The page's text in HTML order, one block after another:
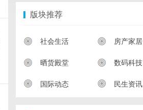
版块推荐
社会生活 房产家居
晒货殿堂 数码科技
国际动态 民生资讯